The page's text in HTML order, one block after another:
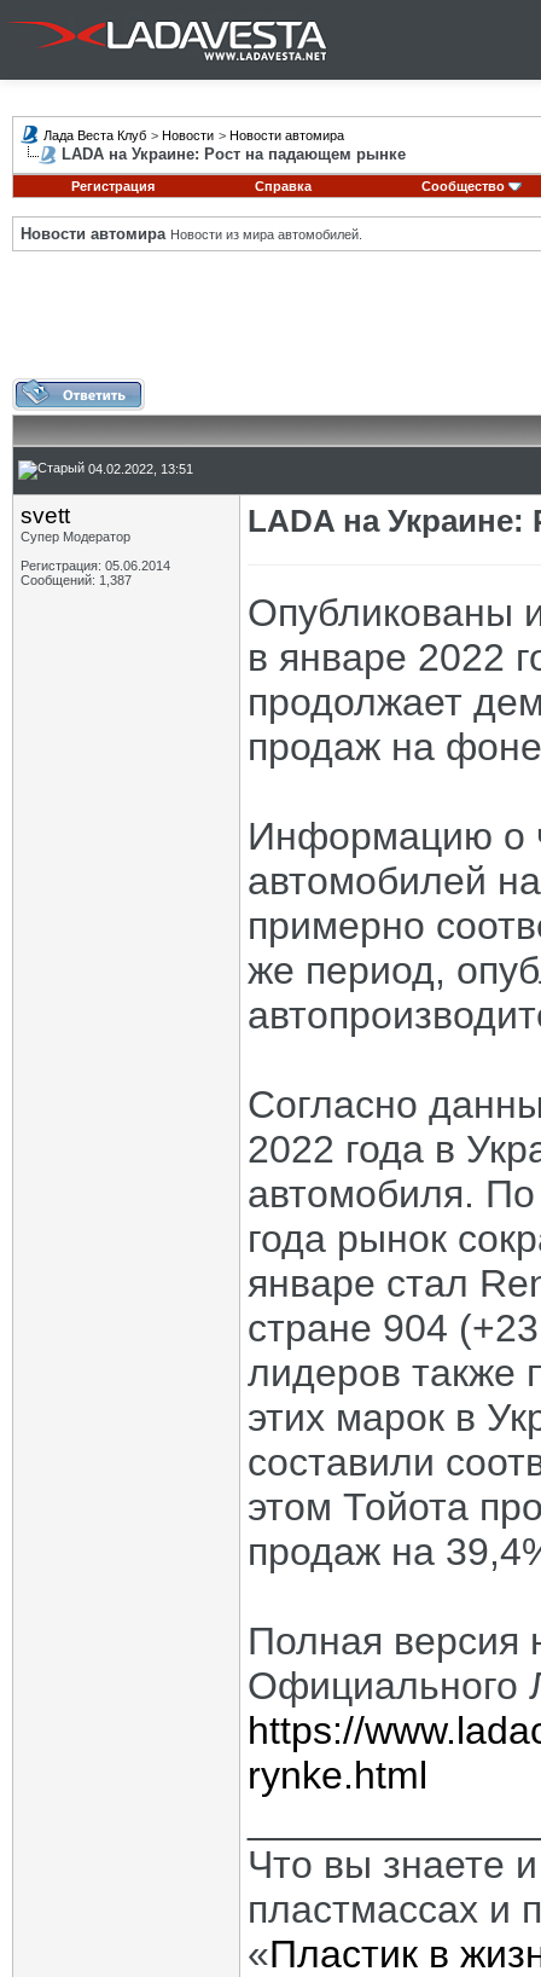
Лада Веста Клуб > Новости > Новости автомира
LADA на Украине: Рост на падающем рынке
Регистрация Справка Сообщество
Новости автомира Новости из мира автомобилей.
04.02.2022, 13:51
svett
Супер Модератор
Регистрация: 05.06.2014
Сообщений: 1,387
LADA на
Опубликованы
в январе 2022
продолжает
продаж на
Информацию о
автомобилей
примерно
же период,
Согласно
2022 года в
автомобиля.
года рынок
январе стал
стране 904
лидеров также
этих марок в
составили
этом Тойота
продаж на
Полная версия
Официального
https://
rynke.html
Что вы знаете
пластмассах и
«Пластик в